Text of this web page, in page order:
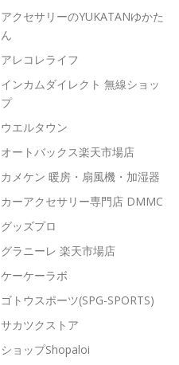
アクセサリーのYUKATANゆかた
ん
アレコレライフ
インカムダイレクト 無線ショッ
プ
ウエルタウン
オートバックス楽天市場店
カメケン 暖房・扇風機・加湿器
カーアクセサリー専門店 DMMC
グッズプロ
グラニーレ 楽天市場店
ケーケーラボ
ゴトウスポーツ(SPG-SPORTS)
サカツクストア
ショップShopaloi